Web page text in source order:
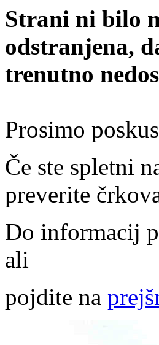
Strani ni bilo
odstranjena,
trenutno
Prosimo
Če ste spletni
preverite
Do informacij
ali
pojdite na